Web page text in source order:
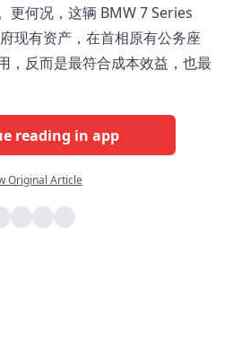
更何况，这辆 BMW 7 Series
现有资产，在首相原有公务座
，反而是最符合成本效益，也最
reading in app
Original Article